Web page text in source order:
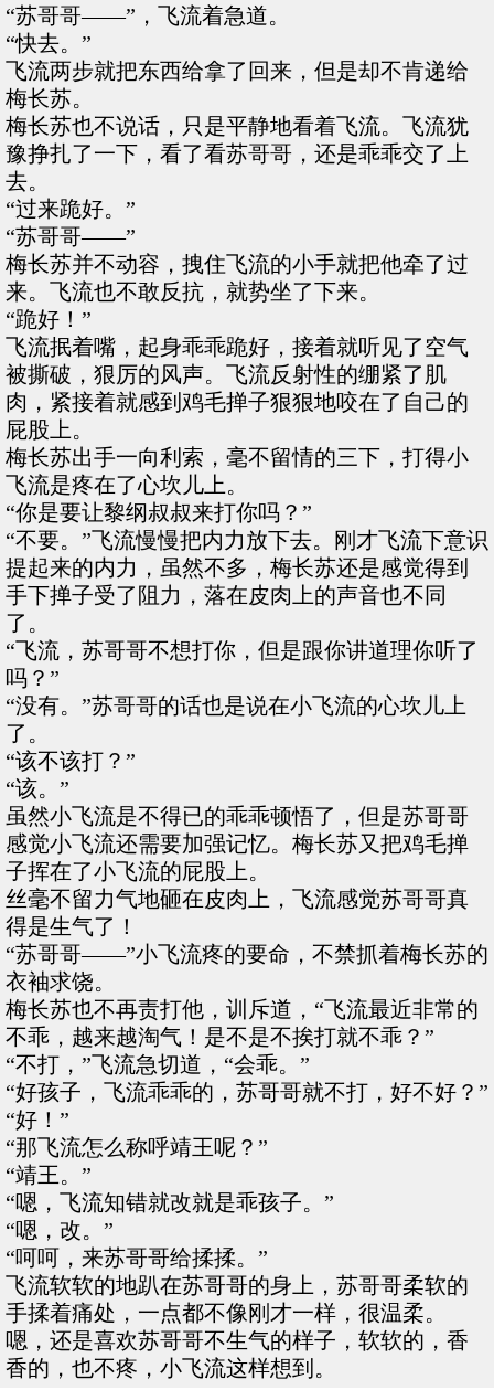
“苏哥哥——”，飞流着急道。
“快去。”
飞流两步就把东西给拿了回来，但是却不肯递给
梅长苏。
梅长苏也不说话，只是平静地看着飞流。飞流犹
豫挣扎了一下，看了看苏哥哥，还是乖乖交了上
去。
“过来跪好。”
“苏哥哥——”
梅长苏并不动容，拽住飞流的小手就把他牵了过
来。飞流也不敢反抗，就势坐了下来。
“跪好！”
飞流抿着嘴，起身乖乖跪好，接着就听见了空气
被撕破，狠厉的风声。飞流反射性的绷紧了肌
肉，紧接着就感到鸡毛掸子狠狠地咬在了自己的
屁股上。
梅长苏出手一向利索，毫不留情的三下，打得小
飞流是疼在了心坎儿上。
“你是要让黎纲叔叔来打你吗？”
“不要。”飞流慢慢把内力放下去。刚才飞流下意识
提起来的内力，虽然不多，梅长苏还是感觉得到
手下掸子受了阻力，落在皮肉上的声音也不同
了。
“飞流，苏哥哥不想打你，但是跟你讲道理你听了
吗？”
“没有。”苏哥哥的话也是说在小飞流的心坎儿上
了。
“该不该打？”
“该。”
虽然小飞流是不得已的乖乖顿悟了，但是苏哥哥
感觉小飞流还需要加强记忆。梅长苏又把鸡毛掸
子挥在了小飞流的屁股上。
丝毫不留力气地砸在皮肉上，飞流感觉苏哥哥真
得是生气了！
“苏哥哥——”小飞流疼的要命，不禁抓着梅长苏的
衣袖求饶。
梅长苏也不再责打他，训斥道，“飞流最近非常的
不乖，越来越淘气！是不是不挨打就不乖？”
“不打，”飞流急切道，“会乖。”
“好孩子，飞流乖乖的，苏哥哥就不打，好不好？”
“好！”
“那飞流怎么称呼靖王呢？”
“靖王。”
“嗯，飞流知错就改就是乖孩子。”
“嗯，改。”
“呵呵，来苏哥哥给揉揉。”
飞流软软的地趴在苏哥哥的身上，苏哥哥柔软的
手揉着痛处，一点都不像刚才一样，很温柔。
嗯，还是喜欢苏哥哥不生气的样子，软软的，香
香的，也不疼，小飞流这样想到。